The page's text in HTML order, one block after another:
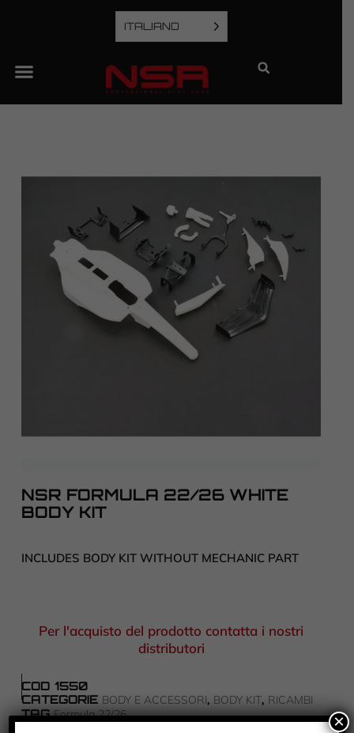
ITALIANO
NSR FORMULA 22/26 WHITE
BODY KIT
INCLUDES BODY KIT WITHOUT MECHANIC PART
Per l'acquisto del prodotto contatta i nostri
distributori
COD 1550
CATEGORIE BODY E ACCESSORI, BODY KIT, RICAMBI
TAG Formula 22/26 ×